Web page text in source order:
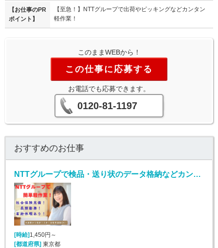
【お仕事のPR
ポイント】
【至急！】NTTグループで出荷やピッキングなどカンタン
軽作業！
このままWEBから！
この仕事に応募する
お電話でも応募できます。
0120-81-1197
おすすめのお仕事
NTTグループで検品・送り状のデータ格納などカンタン軽作業＆データ入力！
[時給]1,450円～
[都道府県]東京都